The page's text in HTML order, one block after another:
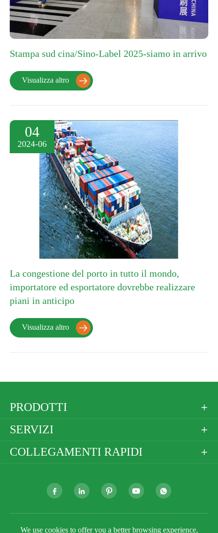
Stampa sud cina/Sino-Label 2025-siamo in arrivo
Visualizza altro 
04
2024-06
La congestione del porto in tutto il mondo,
importatore ed esportatore dovrebbe realizzare
piani in anticipo
Visualizza altro 
PRODOTTI 
SERVIZI 
COLLEGAMENTI RAPIDI 
    
Copyright ©Golden Paper Company LimitedTutti i
We use cookies to offer you a better browsing experience,